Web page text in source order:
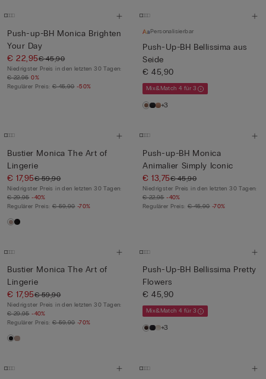
Push-up-BH Monica Brighten
Your Day
€ 22,95€ 45,90
Niedrigster Preis in den letzten 30 Tagen:
€ 22,95 0%
Regulärer Preis: € 45,90 -50%
Personalisierbar
Push-Up-BH Bellissima aus
Seide
€ 45,90
Mix&Match 4 für 3
+3
Bustier Monica The Art of
Lingerie
€ 17,95€ 59,90
Niedrigster Preis in den letzten 30 Tagen:
€ 29,95 -40%
Regulärer Preis: € 59,90 -70%
Push-up-BH Monica
Animalier Simply Iconic
€ 13,75€ 45,90
Niedrigster Preis in den letzten 30 Tagen:
€ 22,95 -40%
Regulärer Preis: € 45,90 -70%
Bustier Monica The Art of
Lingerie
€ 17,95€ 59,90
Niedrigster Preis in den letzten 30 Tagen:
€ 29,95 -40%
Regulärer Preis: € 59,90 -70%
Push-Up-BH Bellissima Pretty
Flowers
€ 45,90
Mix&Match 4 für 3
+3